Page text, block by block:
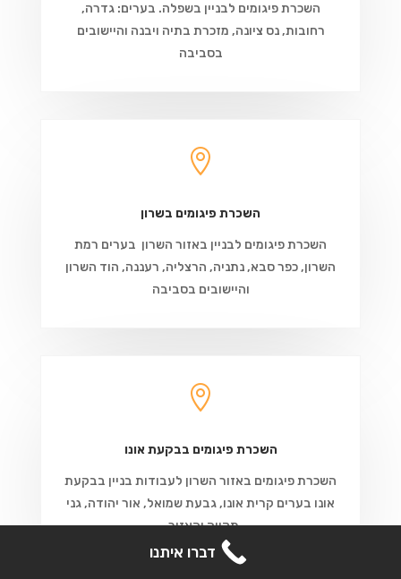
השכרת פיגומים לבניין בשפלה. בערים: גדרה,
רחובות, נס ציונה, מזכרת בתיה ויבנה והיישובים
בסביבה

השכרת פיגומים בשרון
השכרת פיגומים לבניין באזור השרון בערים רמת
השרון, כפר סבא, נתניה, הרצליה, רעננה, הוד השרון
והיישובים בסביבה

השכרת פיגומים בבקעת אונו
השכרת פיגומים באזור השרון לעבודות בניין בבקעת
אונו בערים קרית אונו, גבעת שמואל, אור יהודה, גני
תקווה והאזור.
דברו איתנו